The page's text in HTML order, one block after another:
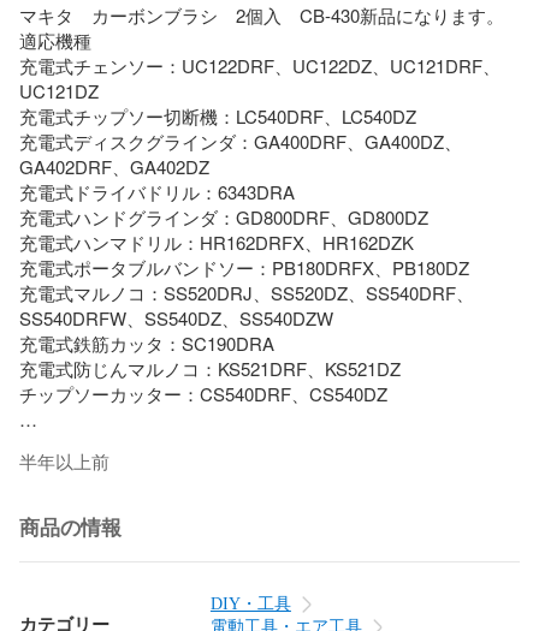
マキタ　カーボンブラシ　2個入　CB-430新品になります。
適応機種
充電式チェンソー：UC122DRF、UC122DZ、UC121DRF、
UC121DZ
充電式チップソー切断機：LC540DRF、LC540DZ
充電式ディスクグラインダ：GA400DRF、GA400DZ、
GA402DRF、GA402DZ
充電式ドライバドリル：6343DRA
充電式ハンドグラインダ：GD800DRF、GD800DZ
充電式ハンマドリル：HR162DRFX、HR162DZK
充電式ポータブルバンドソー：PB180DRFX、PB180DZ
充電式マルノコ：SS520DRJ、SS520DZ、SS540DRF、
SS540DRFW、SS540DZ、SS540DZW
充電式鉄筋カッタ：SC190DRA
充電式防じんマルノコ：KS521DRF、KS521DZ
チップソーカッター：CS540DRF、CS540DZ
関してはショップ情報にすべて記載がございますご購入前に
半年以上前
商品の情報
カテゴリー
DIY・工具
電動工具・エア工具